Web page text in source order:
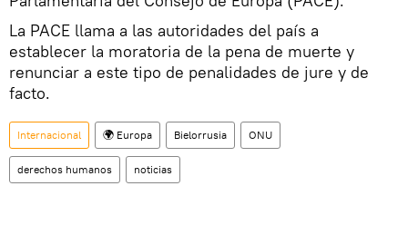
La PACE llama a las autoridades del país a
establecer la moratoria de la pena de muerte y
renunciar a este tipo de penalidades de jure y de
facto.
Internacional 🌍 Europa Bielorrusia ONU
derechos humanos noticias